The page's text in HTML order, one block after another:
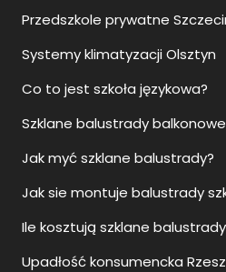
Przedszkole prywatne
Systemy klimatyzacji Olsztyn
Co to jest szkoła językowa?
Szklane balustrady
Jak myć szklane balustrady?
Jak sie montuje balustrady
Ile kosztują szklane
Upadłość konsumencka